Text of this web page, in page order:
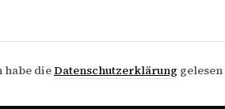
habe dieDatenschutzerklärung